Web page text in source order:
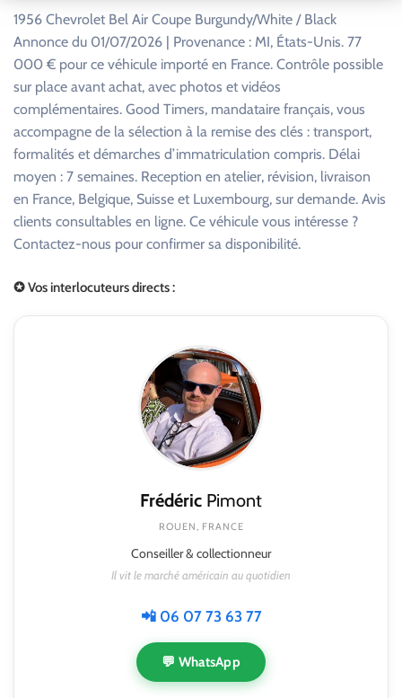
1956 Chevrolet Bel Air Coupe Burgundy/White / Black
Annonce du 01/07/2026 | Provenance : MI, États-Unis. 77
000 € pour ce véhicule importé en France. Contrôle possible
sur place avant achat, avec photos et vidéos
complémentaires. Good Timers, mandataire français, vous
accompagne de la sélection à la remise des clés : transport,
formalités et démarches d’immatriculation compris. Délai
moyen : 7 semaines. Reception en atelier, révision, livraison
en France, Belgique, Suisse et Luxembourg, sur demande. Avis
clients consultables en ligne. Ce véhicule vous intéresse ?
Contactez-nous pour confirmer sa disponibilité.
✪ Vos interlocuteurs directs :
Frédéric Pimont
ROUEN, FRANCE
Conseiller & collectionneur
Il vit le marché américain au quotidien
📲 06 07 73 63 77
💬 WhatsApp